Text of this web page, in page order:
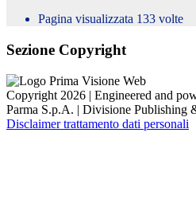
Pagina visualizzata 133 volte
Sezione Copyright
Copyright 2026 | Engineered and
Parma S.p.A. | Divisione Publishing
Disclaimer trattamento dati personali